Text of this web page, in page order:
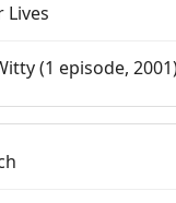
Lives
(1 episode,